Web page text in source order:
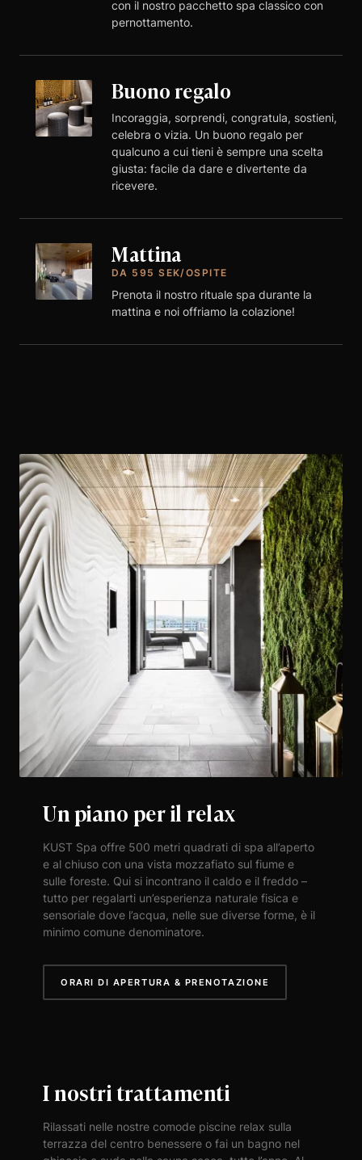
con il nostro pacchetto spa classico con
pernottamento.
Buono regalo
Incoraggia, sorprendi, congratula, sostieni,
celebra o vizia. Un buono regalo per
qualcuno a cui tieni è sempre una scelta
giusta: facile da dare e divertente da
ricevere.
Mattina
DA 595 SEK/OSPITE
Prenota il nostro rituale spa durante la
mattina e noi offriamo la colazione!
Un piano per il relax
KUST Spa offre 500 metri quadrati di spa all’aperto
e al chiuso con una vista mozzafiato sul fiume e
sulle foreste. Qui si incontrano il caldo e il freddo –
tutto per regalarti un’esperienza naturale fisica e
sensoriale dove l’acqua, nelle sue diverse forme, è il
minimo comune denominatore.
ORARI DI APERTURA & PRENOTAZIONE
I nostri trattamenti
Rilassati nelle nostre comode piscine relax sulla
terrazza del centro benessere o fai un bagno nel